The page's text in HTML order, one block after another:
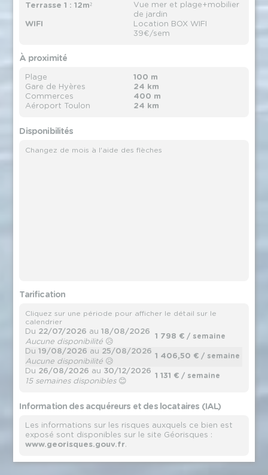
Terrasse 1 : 12m²
Vue mer et plage+mobilier
de jardin
WIFI
Location BOX WIFI
39€/sem
À proximité
Plage
100 m
Gare de Hyères
24 km
Commerces
400 m
Aéroport Toulon
24 km
Disponibilités
Changez de mois à l'aide des flèches
Tarification
Cliquez sur une période pour afficher le détail sur le
calendrier
Du 22/07/2026 au18/08/2026
Aucune disponibilité 😥
1 798 € / semaine
Du19/08/2026 au 25/08/2026
Aucune disponibilité 😥
1 406,50 € / semaine
Du 26/08/2026 au 30/12/2026
15 semaines disponibles😊
1 131 € / semaine
Information des acquéreurs et des locataires (IAL)
Les informations sur les risques auxquels ce bien est
exposé sont disponibles sur le site Géorisques :
www.georisques.gouv.fr.